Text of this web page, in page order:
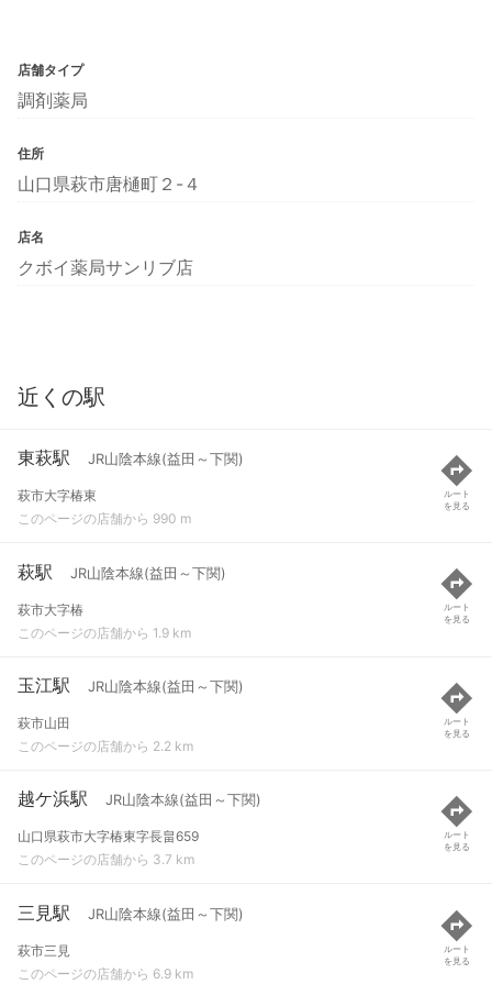
店舗タイプ
調剤薬局
住所
山口県萩市唐樋町２-４
店名
クボイ薬局サンリブ店
近くの駅
東萩駅 JR山陰本線(益田～下関)
萩市大字椿東
このページの店舗から 990 m
ルート
を見る
萩駅 JR山陰本線(益田～下関)
萩市大字椿
このページの店舗から 1.9 km
ルート
を見る
玉江駅 JR山陰本線(益田～下関)
萩市山田
このページの店舗から 2.2 km
ルート
を見る
越ケ浜駅 JR山陰本線(益田～下関)
山口県萩市大字椿東字長畠659
このページの店舗から 3.7 km
ルート
を見る
三見駅 JR山陰本線(益田～下関)
萩市三見
このページの店舗から 6.9 km
ルート
を見る